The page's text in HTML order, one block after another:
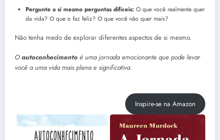
Pergunte a si mesmo perguntas difíceis: O que você realmente quer
da vida? O que o faz feliz? O que você não quer mais?
Não tenha medo de explorar diferentes aspectos de si mesmo.
Oautoconhecimento é uma jornada emocionante que pode levar
você a uma vida mais plena e significativa.
Inspire-se na Amazon